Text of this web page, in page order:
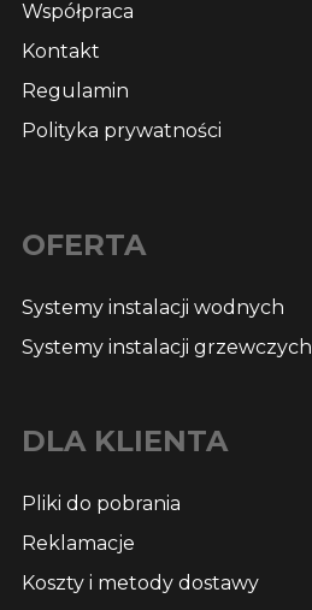
Współpraca
Kontakt
Regulamin
Polityka prywatności
OFERTA
Systemy instalacji wodnych
Systemy instalacji grzewczych
DLA KLIENTA
Pliki do pobrania
Reklamacje
Koszty i metody dostawy